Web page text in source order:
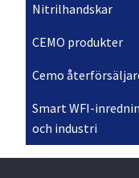
Nitrilhandskar
CEMO produkter
Cemo
Smart WFI-
och industri